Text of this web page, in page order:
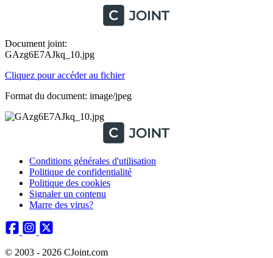
Document joint:
GAzg6E7AJkq_10.jpg
Cliquez pour accéder au fichier
Format du document: image/jpeg
Conditions générales d'utilisation
Politique de confidentialité
Politique des cookies
Signaler un contenu
Marre des virus?
© 2003 - 2026 CJoint.com